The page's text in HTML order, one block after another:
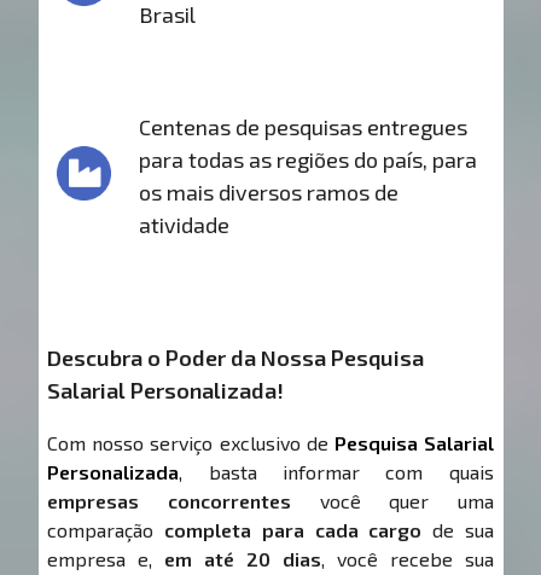
Brasil
Centenas de pesquisas entregues
para todas as regiões do país, para
os mais diversos ramos de
atividade
Descubra o Poder da Nossa Pesquisa
Salarial Personalizada!
Com nosso serviço exclusivo de Pesquisa Salarial
Personalizada, basta informar com quais
empresas concorrentes você quer uma
comparação completa para cada cargo de sua
empresa e, em até 20 dias, você recebe sua